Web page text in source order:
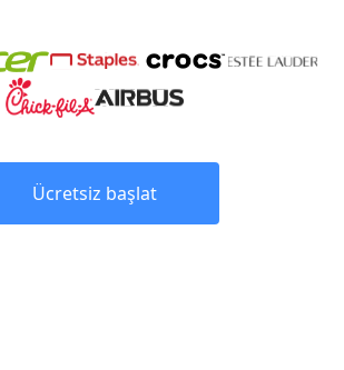
Ücretsiz başlat